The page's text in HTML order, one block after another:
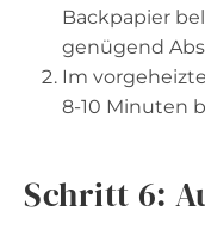
Backpapier
genügend
Im
8-10 Minuten
Schritt 6: